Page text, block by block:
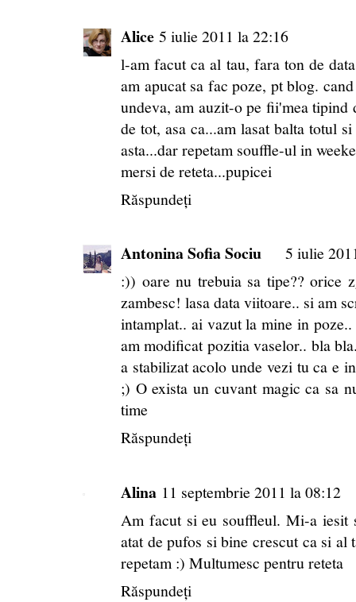
Alice 5 iulie 2011 la 22:16
l-am facut ca al tau, fara ton de
am apucat sa fac poze, pt blog.
undeva, am auzit-o pe fii'mea tipind
de tot, asa ca...am lasat balta totul
asta...dar repetam souffle-ul in
mersi de reteta...pupicei
Răspundeți
Antonina Sofia Sociu
5 iulie
:)) oare nu trebuia sa tipe?? orice
zambesc! lasa data viitoare.. si am
intamplat.. ai vazut la mine in
am modificat pozitia vaselor.. bla
a stabilizat acolo unde vezi tu ca e
;) O exista un cuvant magic ca sa
time
Răspundeți
Alina 11 septembrie 2011 la 08:12
Am facut si eu souffleul. Mi-a
atat de pufos si bine crescut ca si
repetam :) Multumesc pentru reteta
Răspundeți